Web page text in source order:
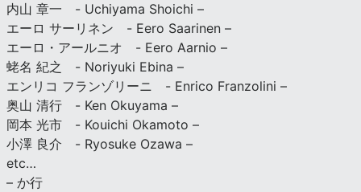
内山 章一 - Uchiyama Shoichi –
エーロ サーリネン - Eero Saarinen –
エーロ・アールニオ - Eero Aarnio –
蛯名 紀之 - Noriyuki Ebina –
エンリコ フランゾリーニ - Enrico Franzolini –
奥山 清行 - Ken Okuyama –
岡本 光市 - Kouichi Okamoto –
小澤 良介 - Ryosuke Ozawa –
etc…
– か行